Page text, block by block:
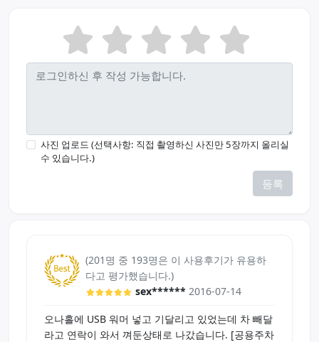
사진 업로드 (선택사항: 직접 촬영하신 사진만 5장까지 올리실
수 있습니다.)
등록
(201명 중 193명은 이 사용후기가 유용하
다고 평가했습니다.)
sex****** 2016-07-14
오나홀에 USB 워머 넣고 기달리고 있었는데 차 빼달
라고 연락이 와서 껴둔상태로 나갔습니다. [공용주차